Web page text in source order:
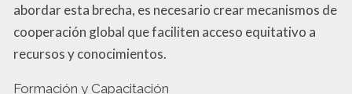
abordar esta brecha, es necesario crear mecanismos de
cooperación global que faciliten acceso equitativo a
recursos y conocimientos.
Formación y Capacitación